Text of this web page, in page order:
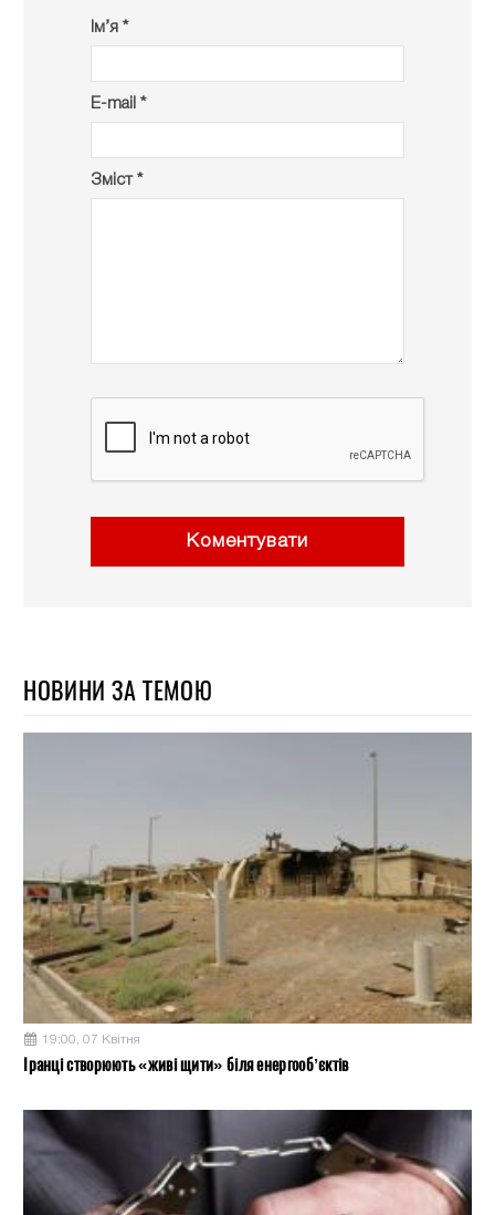
Ім’я *
E-mail *
Зміст *
Коментувати
НОВИНИ ЗА ТЕМОЮ
19:00, 07 Квітня
Іранці створюють «живі щити» біля енергооб’єктів